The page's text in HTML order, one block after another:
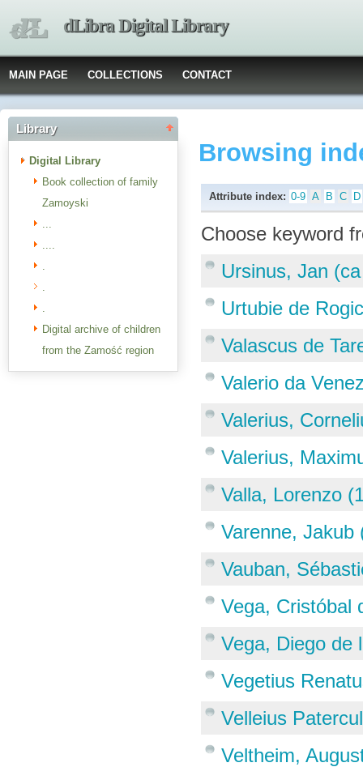
dLibra Digital Library
MAIN PAGE COLLECTIONS CONTACT
Library
Digital Library
Book collection of family
Zamoyski
...
....
.
.
.
Digital archive of children
from the Zamość region
Browsing
Attribute index: 0-9 A B C D
Choose keyword
Ursinus, Jan
Urtubie de
Valascus de
Valerio da
Valerius,
Valerius,
Valla, Lorenzo
Varenne, Jakub
Vauban,
Vega, Cristóbal
Vega, Diego de
Vegetius
Velleius
Veltheim,